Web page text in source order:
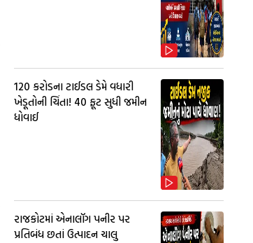
₹120 કરોડના ટાઈડલ ડેમે વધારી
ખેડૂતોની ચિંતા! 40 ફૂટ સુધી જમીન
ધોવાઈ
રાજકોટમાં એનાલૉગ પનીર પર
પ્રતિબંધ છતાં ઉત્પાદન ચાલુ